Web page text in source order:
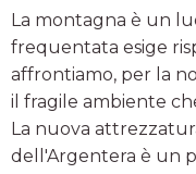
La montagna è un
frequentata esige
affrontiamo, per la
il fragile ambiente
La nuova
dell'Argentera è un